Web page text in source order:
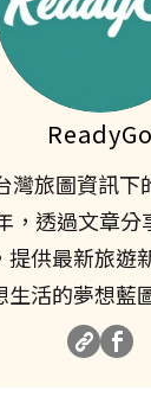
ReadyGo
灣旅圖資訊下
，透過文章分
供最新旅遊
活的夢想藍